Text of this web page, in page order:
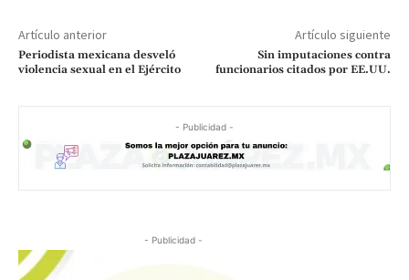
Artículo anterior
Periodista mexicana desveló
violencia sexual en el Ejército
Artículo siguiente
Sin imputaciones contra
funcionarios citados por EE.UU.
- Publicidad -
- Publicidad -